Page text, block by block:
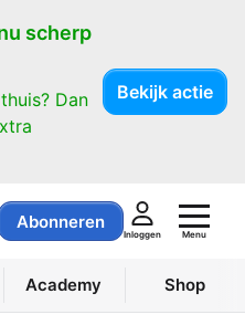
scherp
Dan
Bekijk actie
Abonneren
Inloggen Menu
Academy Shop